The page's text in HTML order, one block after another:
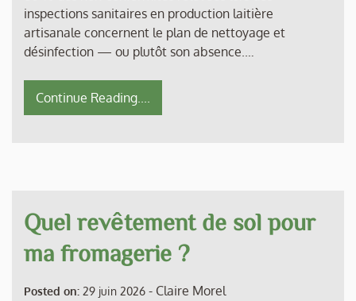
inspections sanitaires en production laitière
artisanale concernent le plan de nettoyage et
désinfection — ou plutôt son absence.…
Continue Reading....
Quel revêtement de sol pour
ma fromagerie ?
Posted on: 29 juin 2026 - Claire Morel